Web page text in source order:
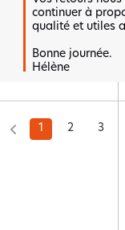
continuer à
qualité et utiles
Bonne journée.
Hélène
1 2 3